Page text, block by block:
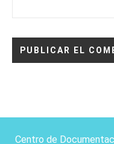
Centro de